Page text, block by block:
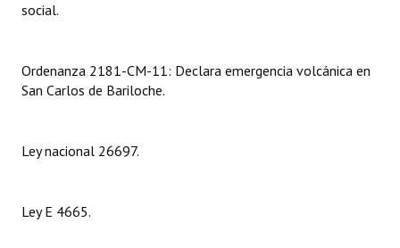
Proyectos Presentados
Actas de Sesión
Ejecución Presupuestaria
social.
Ordenanza 2181-CM-11: Declara emergencia volcánica en
San Carlos de Bariloche.
Ley nacional 26697.
Ley E 4665.